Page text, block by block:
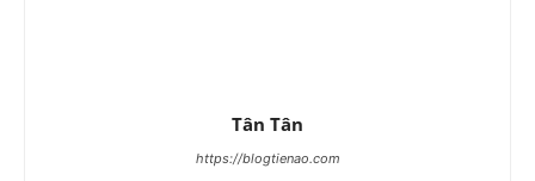
Tân Tân
https://blogtienao.com